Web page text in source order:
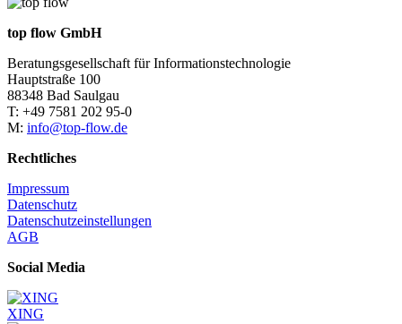
top flow GmbH
Beratungsgesellschaft für Informationstechnologie
Hauptstraße 100
88348 Bad Saulgau
T: +49 7581 202 95-0
M: info@top-flow.de
Rechtliches
Impressum
Datenschutz
Datenschutzeinstellungen
AGB
Social Media
XING